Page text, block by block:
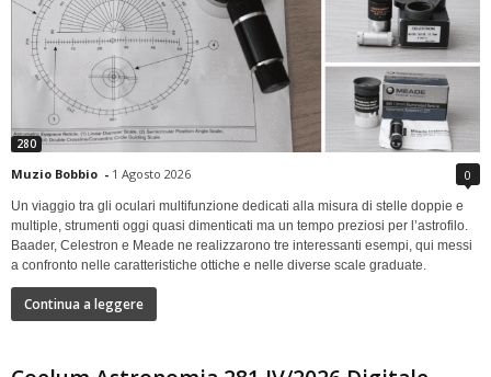
280
Muzio Bobbio - 1 Agosto 2026 0
Un viaggio tra gli oculari multifunzione dedicati alla misura di stelle doppie e
multiple, strumenti oggi quasi dimenticati ma un tempo preziosi per l’astrofilo.
Baader, Celestron e Meade ne realizzarono tre interessanti esempi, qui messi
a confronto nelle caratteristiche ottiche e nelle diverse scale graduate.
Continua a leggere